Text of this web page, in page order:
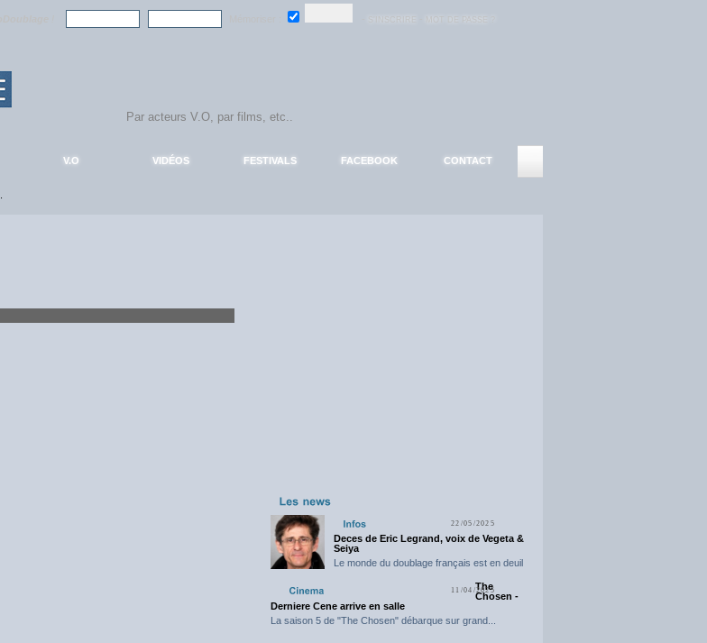
V.O VIDÉOS FESTIVALS FACEBOOK CONTACT
22/05/2025
Deces de Eric Legrand, voix de Vegeta &
Seiya
Le monde du doublage français est en deuil
11/04/2025
The
Chosen -
Derniere Cene arrive en salle
La saison 5 de "The Chosen" débarque sur grand...